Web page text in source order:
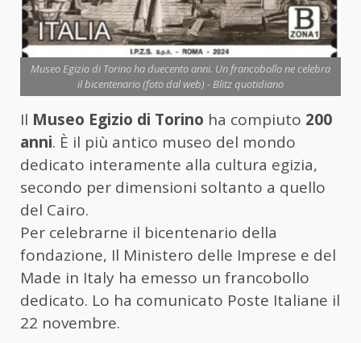
Museo Egizio di Torino ha duecento anni. Un francobollo ne celebra
il bicentenario (foto dal web) - Blitz quotidiano
Il Museo Egizio di Torino ha compiuto 200
anni. È il più antico museo del mondo
dedicato interamente alla cultura egizia,
secondo per dimensioni soltanto a quello
del Cairo.
Per celebrarne il bicentenario della
fondazione, Il Ministero delle Imprese e del
Made in Italy ha emesso un francobollo
dedicato. Lo ha comunicato Poste Italiane il
22 novembre.